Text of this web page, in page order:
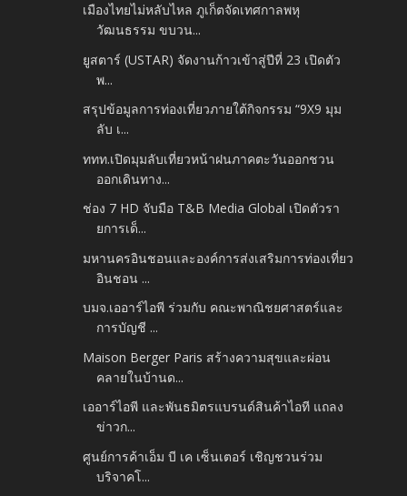
เมืองไทยไม่หลับไหล ภูเก็ตจัดเทศกาลพหุ
วัฒนธรรม ขบวน...
ยูสตาร์ (USTAR) จัดงานก้าวเข้าสู่ปีที่ 23 เปิดตัว
พ...
สรุปข้อมูลการท่องเที่ยวภายใต้กิจกรรม “9X9 มุม
ลับ เ...
ททท.เปิดมุมลับเที่ยวหน้าฝนภาคตะวันออกชวน
ออกเดินทาง...
ช่อง 7 HD จับมือ T&B Media Global เปิดตัวรา
ยการเด็...
มหานครอินชอนและองค์การส่งเสริมการท่องเที่ยว
อินชอน ...
บมจ.เออาร์ไอพี ร่วมกับ คณะพาณิชยศาสตร์และ
การบัญชี ...
Maison Berger Paris สร้างความสุขและผ่อน
คลายในบ้านด...
เออาร์ไอพี และพันธมิตรแบรนด์สินค้าไอที แถลง
ข่าวก...
ศูนย์การค้าเอ็ม บี เค เซ็นเตอร์ เชิญชวนร่วม
บริจาคโ...